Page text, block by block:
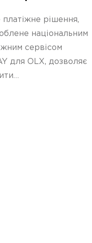
УМОВИ ТА
ФІНАНСОВИХ
платіжне рішення,
національним
сервісом
для OLX, дозволяє